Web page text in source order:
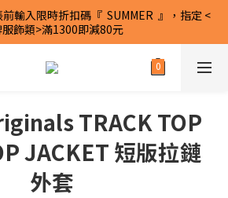
輸入限時折扣碼『  SUMMER  』，指定 <
飾類>滿1300即減80元
TRACK TOP
JACKET 短版拉鏈
外套